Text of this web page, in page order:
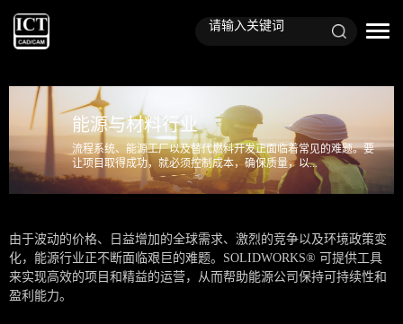
能源与材料行业
流程系统、能源工厂以及替代燃料开发正面临着常见的难题。要
让项目取得成功，就必须控制成本，确保质量，以...
由于波动的价格、日益增加的全球需求、激烈的竞争以及环境政策变
化，能源行业正不断面临艰巨的难题。SOLIDWORKS® 可提供工具
来实现高效的项目和精益的运营，从而帮助能源公司保持可持续性和
盈利能力。